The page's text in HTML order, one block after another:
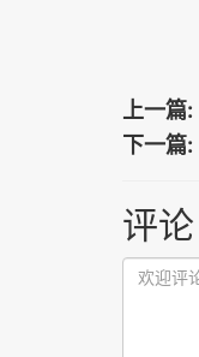
上一篇:
下一篇:
评论